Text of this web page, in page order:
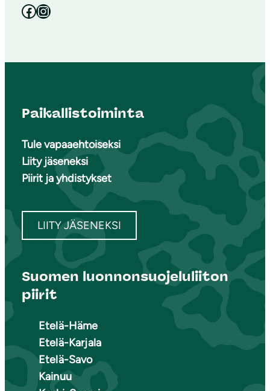
Facebook Instagram
Paikallistoiminta
Tule vapaaehtoiseksi
Liity jäseneksi
Piirit ja yhdistykset
LIITY JÄSENEKSI
Suomen luonnonsuojeluliiton
piirit
Etelä-Häme
Etelä-Karjala
Etelä-Savo
Kainuu